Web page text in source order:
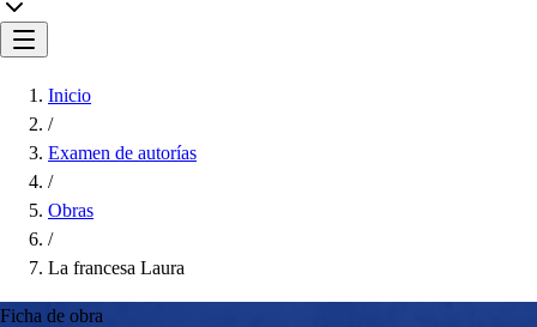
Inicio
/
Examen de autorías
/
Obras
/
La francesa Laura
Ficha de obra